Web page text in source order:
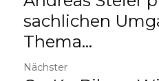
sachlichen
Thema...
Nächster